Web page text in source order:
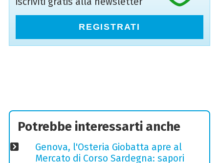
REGISTRATI
Potrebbe interessarti anche
Genova, l'Osteria Giobatta apre al
Mercato di Corso Sardegna: sapori